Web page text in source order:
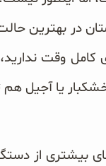
بهترین
کامل وقت
یا آجیل هم
بیشتری از